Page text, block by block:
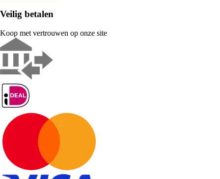
Veilig betalen
Koop met vertrouwen op onze site